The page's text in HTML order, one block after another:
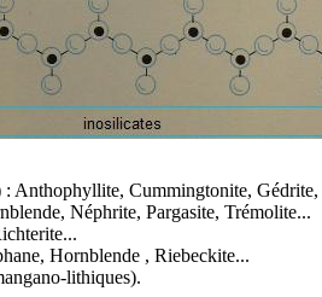
: Anthophyllite, Cummingtonite, Gédrite,
, Néphrite, Pargasite, Trémolite...
, Hornblende , Riebeckite...
lithiques).